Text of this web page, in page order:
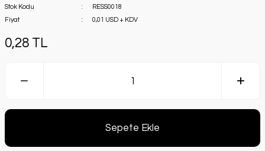
Stok Kodu
RESS0018
Fiyat
0,01 USD + KDV
0,28 TL
Sepete Ekle